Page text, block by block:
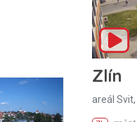
Zlín
areál